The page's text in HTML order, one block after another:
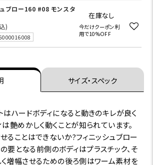
ブロー160 #08 モンスタ
)
在庫なし
今だけクーポン利
用で10%OFF
サイズ・スペック
はハードボディになると動きのキレが良く
は艶めかしく動くことが知られています。
ることはできないか?フィニッシュブロー
要となる前側のボディはプラスチック、そ
増幅させるための後ろ側はワーム素材を